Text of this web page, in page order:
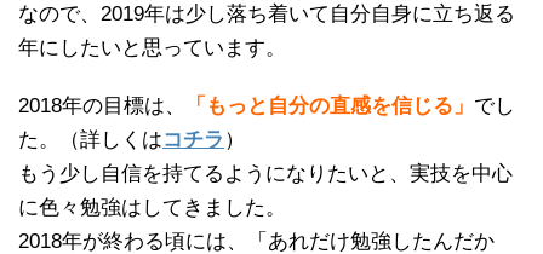
なので、2019年は少し落ち着いて自分自身に立ち返る
年にしたいと思っています。
2018年の目標は、 「もっと自分の直感を信じる 」 でし
た。（詳しくはコチラ ）
もう少し自信を持てるようになりたいと、実技を中心
に色々勉強はしてきました。
2018年が終わる頃には、「あれだけ勉強したんだか